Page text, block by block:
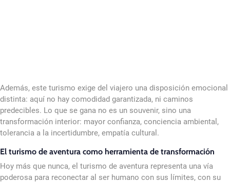
Además, este turismo exige del viajero una disposición emocional
distinta: aquí no hay comodidad garantizada, ni caminos
predecibles. Lo que se gana no es un souvenir, sino una
transformación interior: mayor confianza, conciencia ambiental,
tolerancia a la incertidumbre, empatía cultural.
El turismo de aventura como herramienta de transformación
Hoy más que nunca, el turismo de aventura representa una vía
poderosa para reconectar al ser humano con sus límites, con su